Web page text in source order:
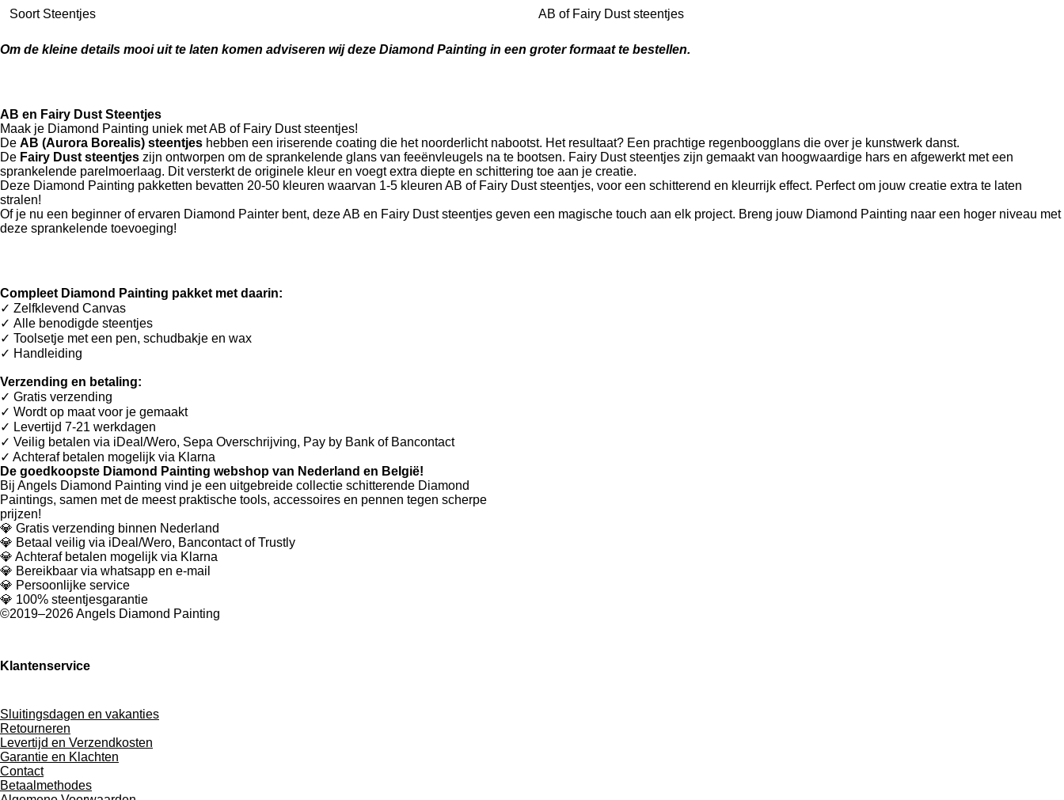
Soort Steentjes AB of Fairy Dust steentjes
Om de kleine details mooi uit te laten komen adviseren wij deze Diamond Painting in een groter formaat te bestellen.
AB en Fairy Dust Steentjes
Maak je Diamond Painting uniek met AB of Fairy Dust steentjes!
De AB (Aurora Borealis) steentjes hebben een iriserende coating die het noorderlicht nabootst. Het resultaat? Een prachtige regenboogglans die over je kunstwerk danst.
De Fairy Dust steentjes zijn ontworpen om de sprankelende glans van feeënvleugels na te bootsen. Fairy Dust steentjes zijn gemaakt van hoogwaardige hars en afgewerkt met een
sprankelende parelmoerlaag. Dit versterkt de originele kleur en voegt extra diepte en schittering toe aan je creatie.
Deze Diamond Painting pakketten bevatten 20-50 kleuren waarvan 1-5 kleuren AB of Fairy Dust steentjes, voor een schitterend en kleurrijk effect. Perfect om jouw creatie extra te laten
stralen!
Of je nu een beginner of ervaren Diamond Painter bent, deze AB en Fairy Dust steentjes geven een magische touch aan elk project. Breng jouw Diamond Painting naar een hoger niveau met
deze sprankelende toevoeging!
Compleet Diamond Painting pakket met daarin:
✓ Zelfklevend Canvas
✓ Alle benodigde steentjes
✓ Toolsetje met een pen, schudbakje en wax
✓ Handleiding
Verzending en betaling:
✓ Gratis verzending
✓ Wordt op maat voor je gemaakt
✓ Levertijd 7-21 werkdagen
✓ Veilig betalen via iDeal/Wero, Sepa Overschrijving, Pay by Bank of Bancontact
✓ Achteraf betalen mogelijk via Klarna
De goedkoopste Diamond Painting webshop van Nederland en België!
Bij Angels Diamond Painting vind je een uitgebreide collectie schitterende Diamond
Paintings, samen met de meest praktische tools, accessoires en pennen tegen scherpe
prijzen!
💎 Gratis verzending binnen Nederland
💎 Betaal veilig via iDeal/Wero, Bancontact of Trustly
💎 Achteraf betalen mogelijk via Klarna
💎 Bereikbaar via whatsapp en e-mail
💎 Persoonlijke service
💎 100% steentjesgarantie
©2019–2026 Angels Diamond Painting
Klantenservice
Sluitingsdagen en vakanties
Retourneren
Levertijd en Verzendkosten
Garantie en Klachten
Contact
Betaalmethodes